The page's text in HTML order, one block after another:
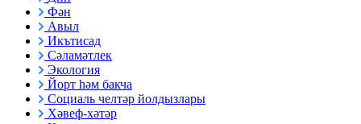
Фән
Авыл
Икътисад
Сәламәтлек
Экология
Йорт һәм бакча
Социаль челтәр йолдызлары
Хәвеф-хәтәр